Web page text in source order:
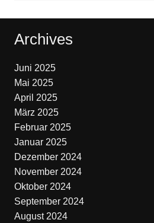
Archives
Juni 2025
Mai 2025
April 2025
März 2025
Februar 2025
Januar 2025
Dezember 2024
November 2024
Oktober 2024
September 2024
August 2024